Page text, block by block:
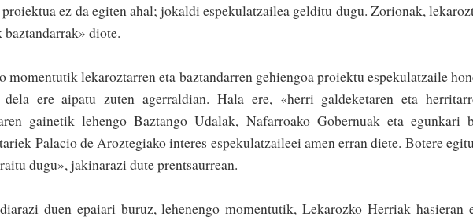
ez da egiten ahal; jokaldi espekulatzailea gelditu dugu. Zorionak,
diote.
momentutik lekaroztarren eta baztandarren gehiengoa proiektu espekulatzaile
ere aipatu zuten agerraldian. Hala ere, «herri galdeketaren eta
gainetik lehengo Baztango Udalak, Nafarroako Gobernuak eta egunkari
Palacio de Aroztegiako interes espekulatzaileei amen erran diete. Botere
dugu», jakinarazi dute prentsaurrean.
duen epaiari buruz, lehenengo momentutik, Lekarozko Herriak hasieran